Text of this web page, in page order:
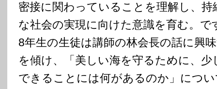
密接に関わっていることを理解し、持
な社会の実現に向けた意識を育む。で
8年生の生徒は講師の林会長の話に興
を傾け、「美しい海を守るために、少
できることには何があるのか」につ